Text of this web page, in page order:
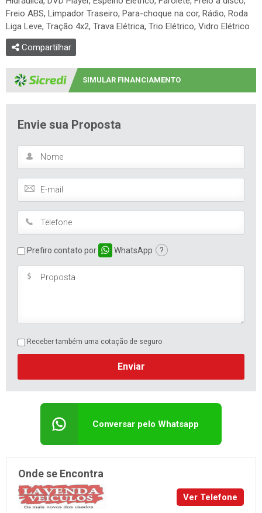
Freio ABS, Limpador Traseiro, Para-choque na cor, Rádio, Roda
Liga Leve, Tração 4x2, Trava Elétrica, Trio Elétrico, Vidro Elétrico
Compartilhar
SIMULAR FINANCIAMENTO
Envie sua Proposta
Prefiro contato por WhatsApp ?
Receber também uma cotação de seguro
Enviar
Conversar pelo Whatsapp
Onde se Encontra
Ver Telefone